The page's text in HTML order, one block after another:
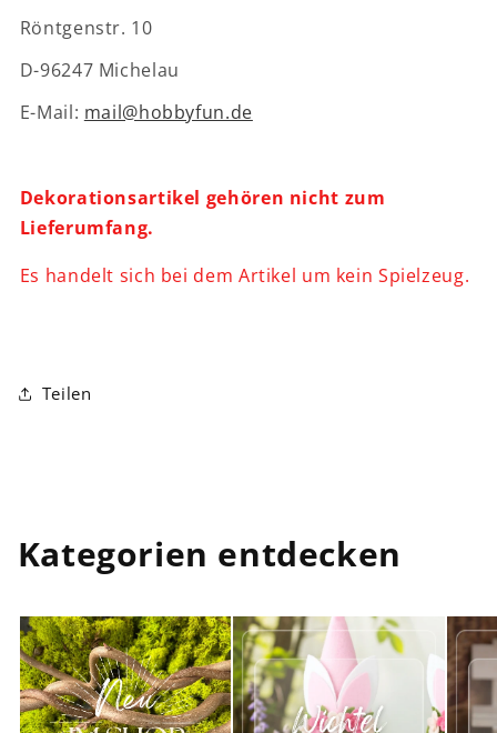
Röntgenstr. 10
D-96247 Michelau
E-Mail: mail@hobbyfun.de
Dekorationsartikel gehören nicht zum
Lieferumfang.
Es handelt sich bei dem Artikel um kein Spielzeug.
Teilen
Kategorien entdecken